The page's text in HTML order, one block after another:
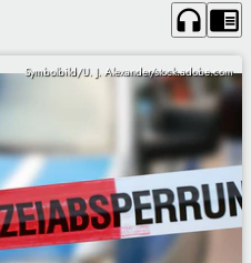
headphones chrome_reader_mode
Symbolbild/U. J. Alexander/stock.adobe.com